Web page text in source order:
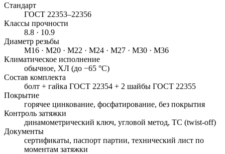
Стандарт
ГОСТ 22353–22356
Классы прочности
8.8 · 10.9
Диаметр резьбы
М16 · М20 · М22 · М24 · М27 · М30 · М36
Климатическое исполнение
обычное, ХЛ (до −65 °С)
Состав комплекта
болт + гайка ГОСТ 22354 + 2 шайбы ГОСТ 22355
Покрытие
горячее цинкование, фосфатирование, без покрытия
Контроль затяжки
динамометрический ключ, угловой метод, TC (twist-off)
Документы
сертификаты, паспорт партии, технический лист по
моментам затяжки